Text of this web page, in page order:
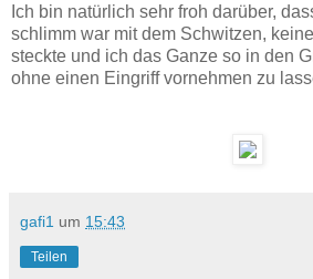
Ich bin natürlich sehr froh darüber,
schlimm war mit dem Schwitzen,
steckte und ich das Ganze so in den
ohne einen Eingriff vornehmen zu
gafi1 um 15:43
Teilen